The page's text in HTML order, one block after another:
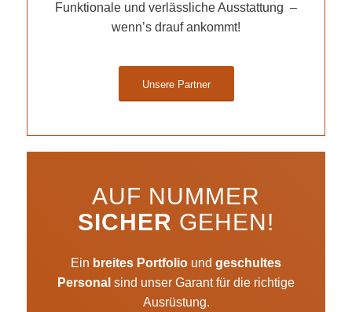
Funktionale und verlässliche Ausstattung –
wenn’s drauf ankommt!
Unsere Partner
AUF NUMMER
SICHER GEHEN!
Ein breites Portfolio und geschultes
Personal sind unser Garant für die richtige
Ausrüstung.